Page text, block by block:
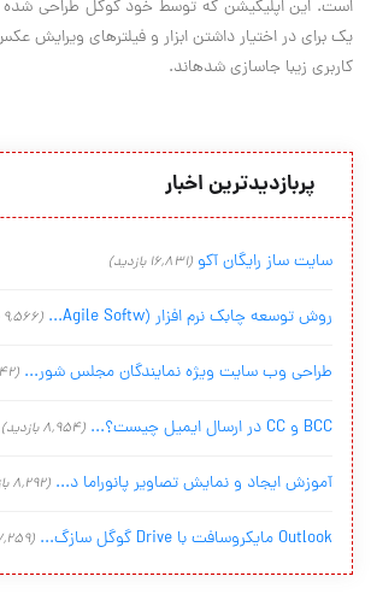
است. این اپلیکیشن که توسط خود گوگل طراحی
یک برای در اختیار داشتن ابزار و فیلترهای
کاربری زیبا جاسازی شده‎اند.
پربازدیدترین اخبار
سایت ساز رایگان آکو (16,831 بازدید)
روش توسعه چابک نرم افزار (Agile Softw... (9,566 بازدید)
طراحی وب سایت ویژه نمایندگان مجلس شور... (9,542 بازدید)
BCC و CC در ارسال ایمیل چیست؟... (8,954 بازدید)
آموزش ایجاد و نمایش تصاویر پانوراما د... (8,292 بازدید)
Outlook مایکروسافت با Drive گوگل سازگ... (7,259 بازدید)